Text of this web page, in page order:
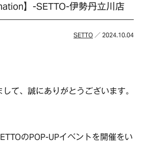
】-SETTO-伊勢丹立川店
SETTO ／ 2024.10.04
て、誠にありがとうございます。
のPOP-UPイベントを開催をい